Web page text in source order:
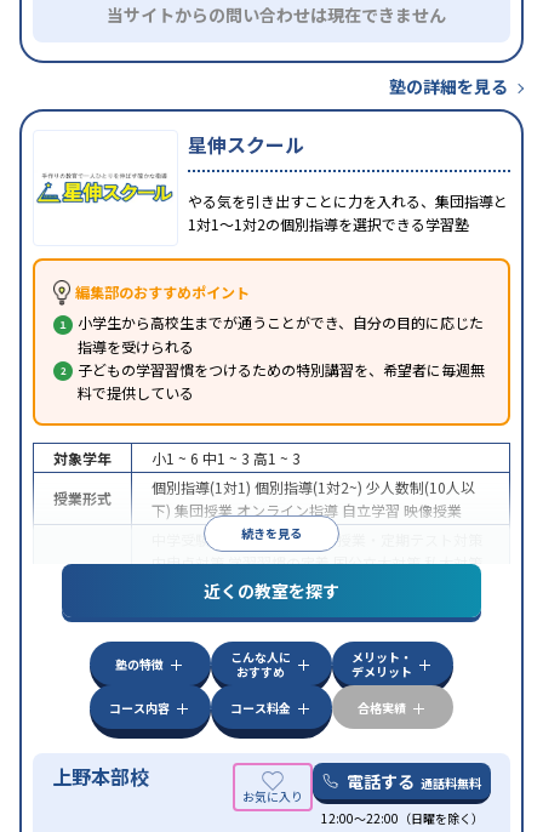
当サイトからの問い合わせは現在できません
塾の詳細を見る
星伸スクール
やる気を引き出すことに力を入れる、集団指導と
1対1〜1対2の個別指導を選択できる学習塾
編集部のおすすめポイント
小学生から高校生までが通うことができ、自分の目的に応じた
指導を受けられる
子どもの学習習慣をつけるための特別講習を、希望者に毎週無
料で提供している
続きを見る
対象学年 小1 ~ 6 中1 ~ 3 高1 ~ 3
授業形式
個別指導(1対1) 個別指導(1対2~) 少人数制(10人以
下) 集団授業 オンライン指導 自立学習 映像授業
中学受験 高校受験大学受験
授業・定期テスト対策
内申点対策学習習慣の定着国公立大対策私大対策
共通テスト対策英検(英語検定)対策
特徴
中高一貫校生に対応授業の振替可能不登校生に対
応 学習にPC・タブレットを利用 オンライン対応
科目から受講可能 季節講習のみの受講可自習室あ
り
近くの教室を探す
塾の特徴
こんな人に
おすすめ
メリット・
デメリット
コース内容
コース料金 合格実績
上野本部校 電話する 通話料無料
12:00～22:00（日曜を除く）